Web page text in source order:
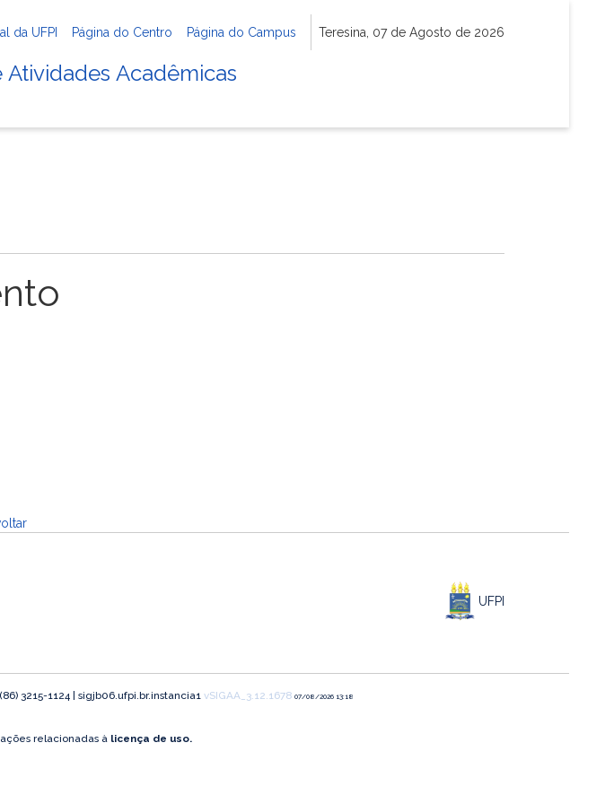
da UFPI Página do Centro Página do Campus Teresina, 07 de Agosto de 2026
Acadêmicas
UFPI
3215-1124 | sigjb06.ufpi.br.instancia1 vSIGAA_3.12.1678 07/08/2026 13:18
relacionadas à licença de uso.